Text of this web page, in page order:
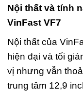
Nội thất và tính
VinFast VF7
Nội thất của
hiện đại và tối
vị nhưng vẫn
trung tâm 12,9